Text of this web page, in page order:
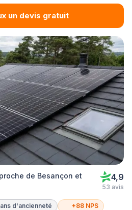
un devis gratuit
de Besançon et
4,9
53 avis
d'ancienneté +88 NPS